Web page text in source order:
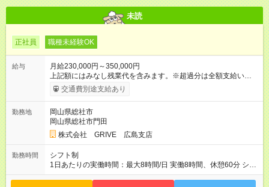
未読
正社員 職種未経験OK
給与
月給230,000円～350,000円
上記額にはみなし残業代を含みます。※超過分は全額支給いたし
ます。 みなし残業代 15,583円／月 みなし残業時間 10時間／月
〈資格手当〉 カテゴリー別SIS検定 カテゴリー別に分かれた検
000円～8，000円/月 ※手当合計30，000円/月 ※最大年2回まで
受験可能(受験資格を満たす必要あり) 【試用期間】試用期間あり
試用期間の長さ：6ヶ月 ※ 雇用形態と給与に、本採用時と異なる
部分があります。 雇用形態：本採用時と同じです。 給与：月
給 220,000円以上 上記額にはみなし残業代を含みます。※超過
分は全額支給いたします。 みなし残業代 14,905円／月 みなし残
交通費別途支給あり
勤務地
岡山県総社市
岡山県総社市門田
株式会社 GRIVE 広島支店
勤務時間
シフト制
1日あたりの実働時間：最大8時間/日 実働8時間、休憩60分 シフ
ト例 10：00~19：00 11：00~20：00 シフトに準ずる形となり